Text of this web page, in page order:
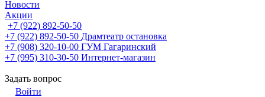
Новости
Акции
+7 (922) 892-50-50
+7 (922) 892-50-50 Драмтеатр остановка
+7 (908) 320-10-00 ГУМ Гагаринский
+7 (995) 310-30-50 Интернет-магазин
Задать вопрос
Войти